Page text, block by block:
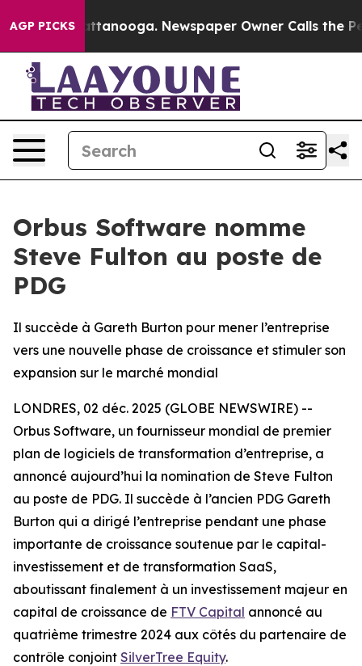
AGP PICKS
in Chattanooga. Newspaper Owner Calls the
Orbus Software nomme
Steve Fulton au poste de
PDG
Il succède à Gareth Burton pour mener l’entreprise
vers une nouvelle phase de croissance et stimuler son
expansion sur le marché mondial
LONDRES, 02 déc. 2025 (GLOBE NEWSWIRE) --
Orbus Software, un fournisseur mondial de premier
plan de logiciels de transformation d’entreprise, a
annoncé aujourd’hui la nomination de Steve Fulton
au poste de PDG. Il succède à l’ancien PDG Gareth
Burton qui a dirigé l’entreprise pendant une phase
importante de croissance soutenue par le capital-
investissement et de transformation SaaS,
aboutissant finalement à un investissement majeur en
capital de croissance de FTV Capital annoncé au
quatrième trimestre 2024 aux côtés du partenaire de
contrôle conjoint SilverTree Equity.